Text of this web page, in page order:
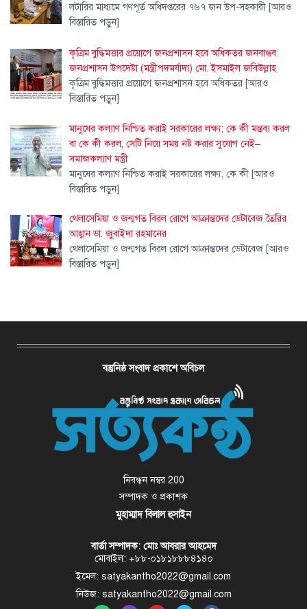
লটারির মাধ্যমে গণপূর্ত অধিদপ্তরের ৭৬৭ জন উপ-সহকারী [আরও
বিস্তারিত পড়ুন]
কৃত্রিম বুদ্ধিমত্তার প্রয়োগে জনপ্রশাসন হবে অধিকতর জনবান্ধব:
জনপ্রশাসন উপদেষ্টা (মন্ত্রীপদমর্যাদা) মো. ইসমাইল জবিউল্লাহ
কৃত্রিম বুদ্ধিমত্তার প্রয়োগে জনপ্রশাসন হবে অধিকতর [আরও
বিস্তারিত পড়ুন]
মানুষের কল্যাণ নিশ্চিত করাই সরকারের লক্ষ্য; কে কী মন্তব্য করল
বা কে কী করল, সেটি নিয়ে সময় নষ্ট করার সুযোগ নেই–
সমাজকল্যাণ মন্ত্রী
মানুষের কল্যাণ নিশ্চিত করাই সরকারের লক্ষ্য; কে কী [আরও
বিস্তারিত পড়ুন]
থেলাসেমিয়া ও জন্মগত বিরল রোগে আক্রান্তদের ডেটাবেজ তৈরির
আহ্বান ডা. জুবাইদা রহমানের
থেলাসেমিয়া ও জন্মগত বিরল রোগে আক্রান্তদের ডেটাবেজ [আরও
বিস্তারিত পড়ুন]
বস্তুনিষ্ঠ সংবাদ প্রকাশে অবিচল
নিবন্ধন নম্বর 200
সম্পাদক ও প্রকাশক
মুহাম্মাদ বিলাল হুসাইন
বার্তা সম্পাদক: মোঃ আবরার আহমেদ
মোবাইল: +৮৮-০১৮১৮৮৮৪১৪০
ইমেল: satyakantho2022@gmail.com
নিউজ: satyakantho2022@gmail.com